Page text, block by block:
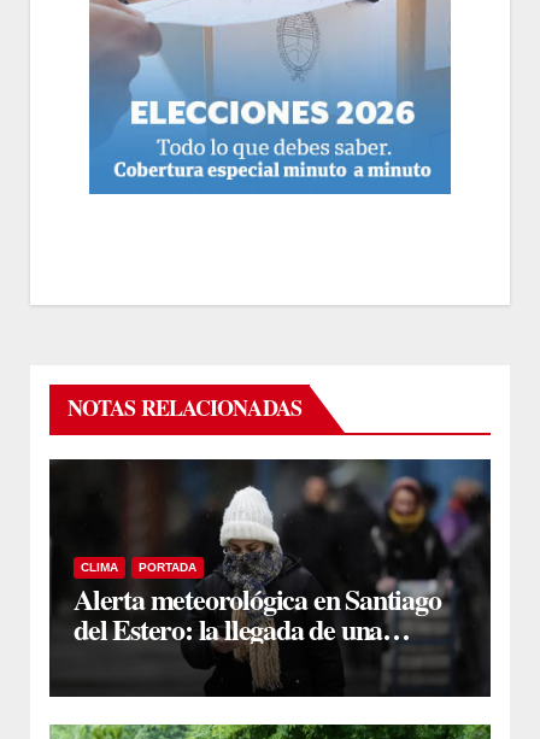
NOTAS RELACIONADAS
CLIMA PORTADA
Alerta meteorológica en Santiago
del Estero: la llegada de una
“bomba polar” provocará un
desplome térmico de 15 grados